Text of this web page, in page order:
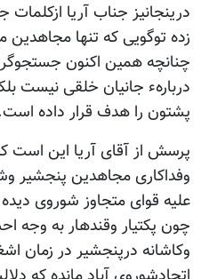
درینجانیز جناب آریا
زده توگویی که تنها
چنانچه همین اکنون
دربارهء جانیان خلقی نیست
پشتون را هدف قرار داده
پرسش از آقای آریا این است
وفداکاری مجاهدین پنجشیر
علیه قوای متجاوز شوروی دیده
چون پکتیار وقندهار به وجه
وکاشانه درپنجشیر در زمان